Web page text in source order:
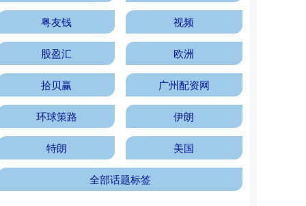
粤友钱 视频
股盈汇 欧洲
拾贝赢 广州配资网
环球策路 伊朗
特朗 美国
全部话题标签